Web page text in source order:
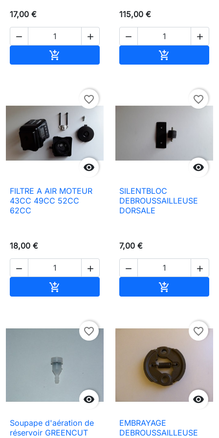
17,00 €
 

115,00 €
 


favorite_border
FILTRE A AIR MOTEUR
43CC 49CC 52CC
62CC
18,00 €
 


favorite_border
SILENTBLOC
DEBROUSSAILLEUSE
DORSALE
7,00 €
 


favorite_border
Soupape d'aération de
réservoir GREENCUT

favorite_border
EMBRAYAGE
DEBROUSSAILLEUSE